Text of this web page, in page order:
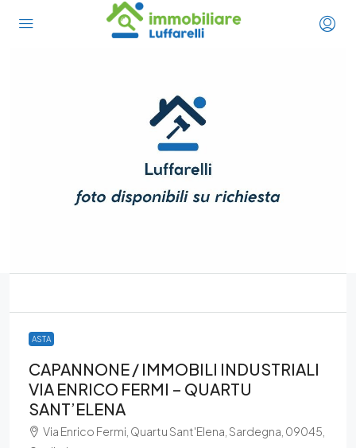
1
ASTA
CAPANNONE / IMMOBILI INDUSTRIALI
VIA ENRICO FERMI – QUARTU
SANT’ELENA
Via Enrico Fermi, Quartu Sant'Elena, Sardegna, 09045,